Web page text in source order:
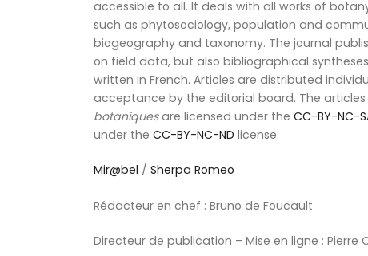
accessible to all. It deals with all works of
such as phytosociology, population and
biogeography and taxonomy. The journal
on field data, but also bibliographical
written in French. Articles are distributed
acceptance by the editorial board. The articles
botaniquesare licensed under the CC-BY-NC-
under the CC-BY-NC-ND license.
Mir@bel / Sherpa Romeo
Rédacteur en chef : Bruno de Foucault
Directeur de publication – Mise en ligne : Pierre